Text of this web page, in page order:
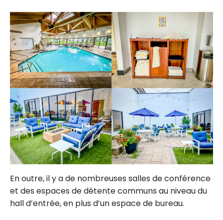
En outre, il y a de nombreuses salles de conférence
et des espaces de détente communs au niveau du
hall d’entrée, en plus d’un espace de bureau.